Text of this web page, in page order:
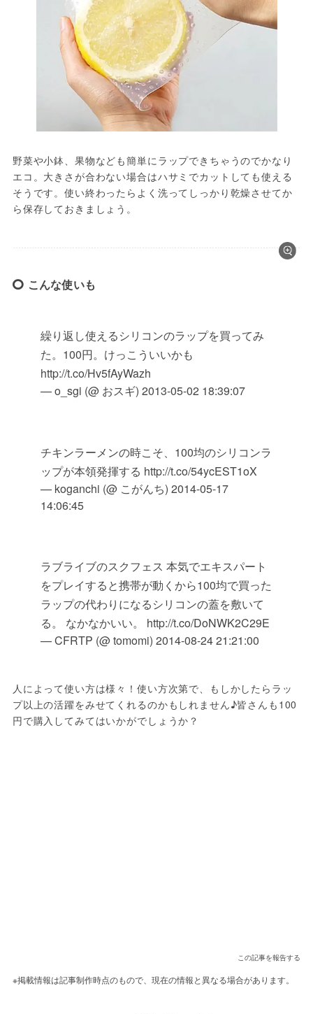
野菜や小鉢、果物なども簡単にラップできちゃうのでかなり
エコ。大きさが合わない場合はハサミでカットしても使える
そうです。使い終わったらよく洗ってしっかり乾燥させてか
ら保存しておきましょう。
こんな使いも
繰り返し使えるシリコンのラップを買ってみ
た。100円。けっこういいかも
http://t.co/Hv5fAyWazh
— o_sgi (@ おスギ) 2013-05-02 18:39:07
チキンラーメンの時こそ、100均のシリコンラ
ップが本領発揮する http://t.co/54ycEST1oX
— koganchi (@ こがんち) 2014-05-17
14:06:45
ラブライブのスクフェス 本気でエキスパート
をプレイすると携帯が動くから100均で買った
ラップの代わりになるシリコンの蓋を敷いて
る。 なかなかいい。 http://t.co/DoNWK2C29E
— CFRTP (@ tomomi) 2014-08-24 21:21:00
人によって使い方は様々！使い方次第で、もしかしたらラッ
プ以上の活躍をみせてくれるのかもしれません♪皆さんも100
円で購入してみてはいかがでしょうか？
この記事を報告する
※掲載情報は記事制作時点のもので、現在の情報と異なる場合があります。